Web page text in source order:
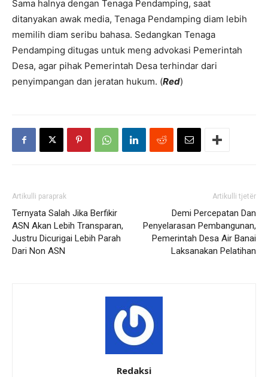
Sama halnya dengan Tenaga Pendamping, saat
ditanyakan awak media, Tenaga Pendamping diam lebih
memilih diam seribu bahasa. Sedangkan Tenaga
Pendamping ditugas untuk meng advokasi Pemerintah
Desa, agar pihak Pemerintah Desa terhindar dari
penyimpangan dan jeratan hukum. (Red)
Artikulli paraprak
Ternyata Salah Jika Berfikir
ASN Akan Lebih Transparan,
Justru Dicurigai Lebih Parah
Dari Non ASN
Artikulli tjetër
Demi Percepatan Dan
Penyelarasan Pembangunan,
Pemerintah Desa Air Banai
Laksanakan Pelatihan
Redaksi